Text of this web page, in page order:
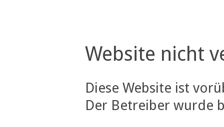
Website nicht
Diese Website ist
Der Betreiber wurde